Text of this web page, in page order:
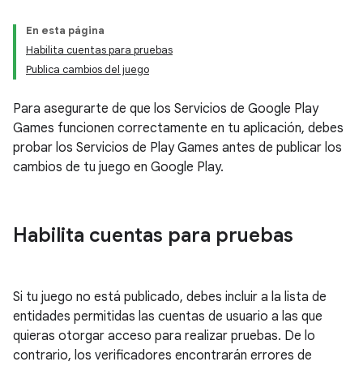
En esta página
Habilita cuentas para pruebas
Publica cambios del juego
Para asegurarte de que los Servicios de Google Play
Games funcionen correctamente en tu aplicación, debes
probar los Servicios de Play Games antes de publicar los
cambios de tu juego en Google Play.
Habilita cuentas para pruebas
Si tu juego no está publicado, debes incluir a la lista de
entidades permitidas las cuentas de usuario a las que
quieras otorgar acceso para realizar pruebas. De lo
contrario, los verificadores encontrarán errores de